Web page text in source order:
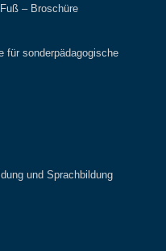
– Broschüre
für sonderpädagogische
und Sprachbildung